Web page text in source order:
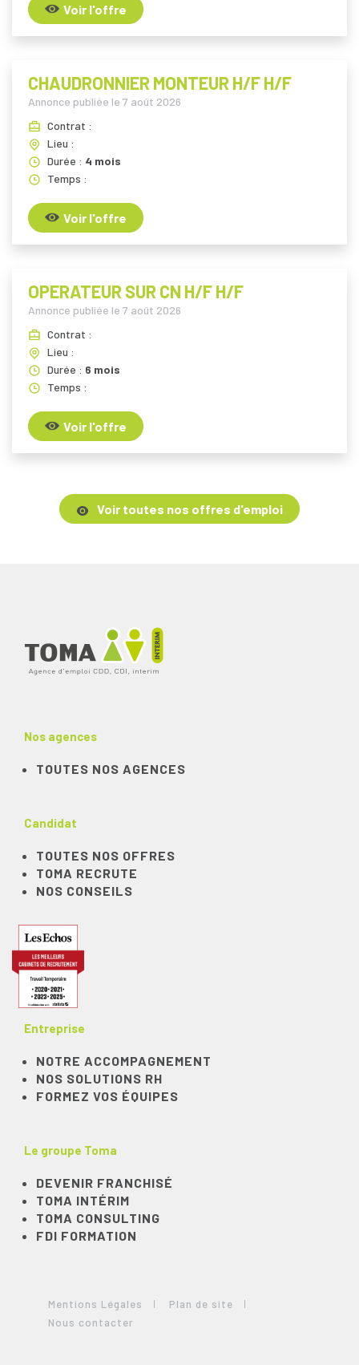
Voir l'offre
CHAUDRONNIER MONTEUR H/F H/F
Annonce publiée le 7 août 2026
Contrat :
Lieu :
Durée : 4 mois
Temps :
Voir l'offre
OPERATEUR SUR CN H/F H/F
Annonce publiée le 7 août 2026
Contrat :
Lieu :
Durée : 6 mois
Temps :
Voir l'offre
Voir toutes nos offres d'emploi
Nos agences
TOUTES NOS AGENCES
Candidat
TOUTES NOS OFFRES
TOMA RECRUTE
NOS CONSEILS
Entreprise
NOTRE ACCOMPAGNEMENT
NOS SOLUTIONS RH
FORMEZ VOS ÉQUIPES
Le groupe Toma
DEVENIR FRANCHISÉ
TOMA INTÉRIM
TOMA CONSULTING
FDI FORMATION
Mentions Légales
Plan de site
Nous contacter